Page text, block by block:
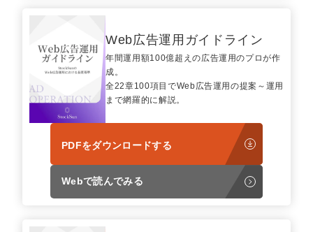
Web広告運用ガイドライン
年間運用額100億超えの広告運用のプロが作
成。
全22章100項目でWeb広告運用の提案～運用
まで網羅的に解説。
PDFをダウンロードする
Webで読んでみる